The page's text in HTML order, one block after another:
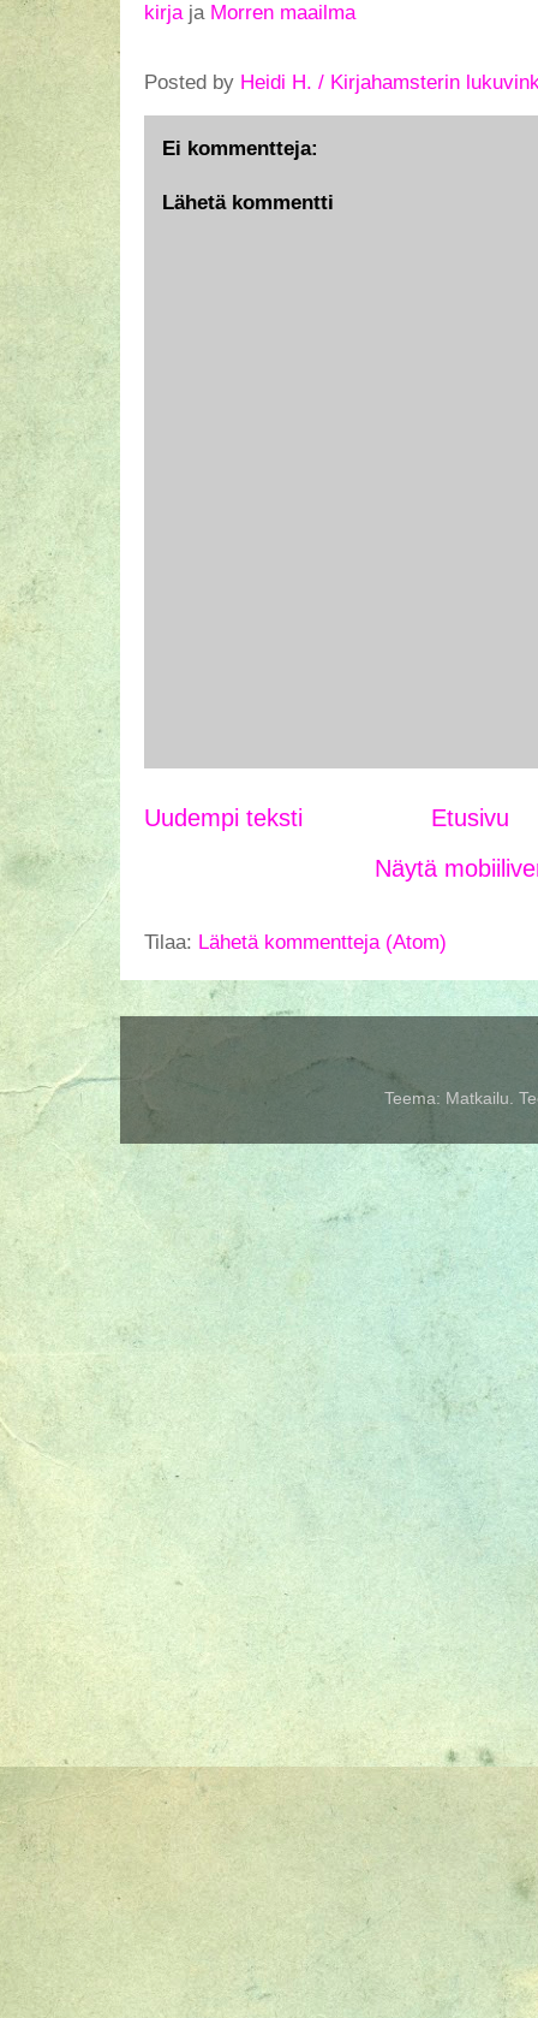
kirjaja Morren maailma
Posted by Heidi H. / Kirjahamsterin
Ei kommentteja:
Lähetä kommentti
Uudempi teksti
Etusivu
Näytä
Tilaa: Lähetä kommentteja (Atom)
Teema: Matkailu.